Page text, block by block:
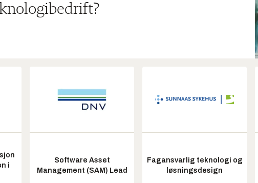
i
Software Asset
Management (SAM) Lead
Fagansvarlig teknologi og
løsningsdesign